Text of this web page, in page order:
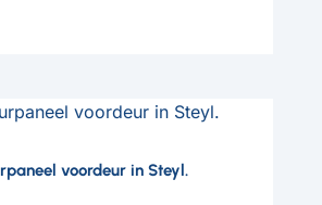
voordeur in Steyl.